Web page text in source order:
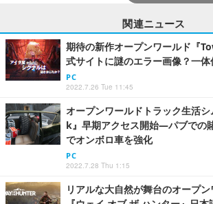
関連ニュース
期待の新作オープンワールド『
式サイトに謎のエラー画像？一
PC
2022.7.26 Tue 11:45
オープンワールドトラック生活
k』早期アクセス開始―パブでの
でオンボロ車を強化
PC
2022.7.28 Thu 1:15
リアルな大自然が舞台のオープ